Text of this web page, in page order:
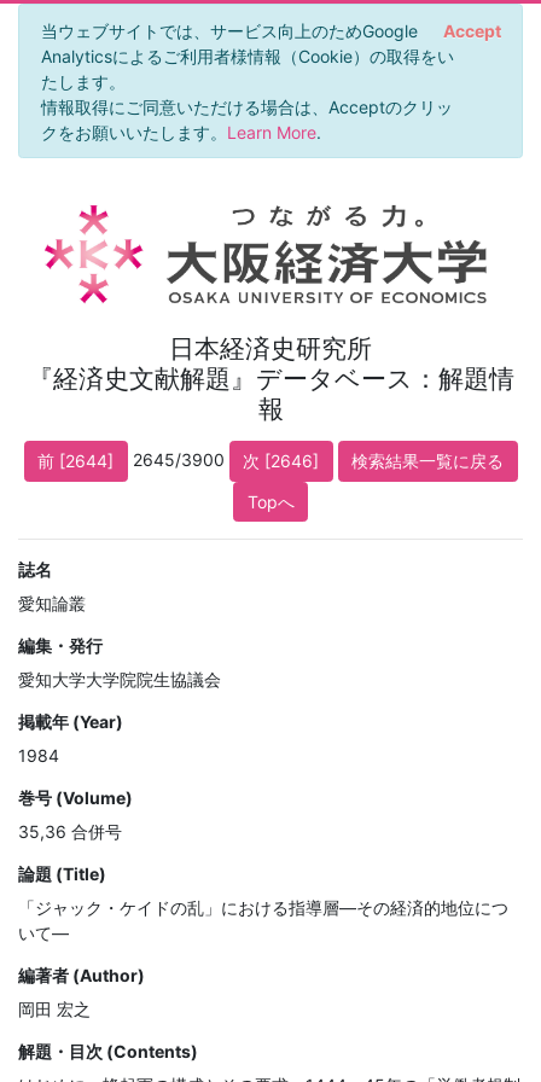
当ウェブサイトでは、サービス向上のためGoogle
Analyticsによるご利用者様情報（Cookie）の取得をい
たします。
情報取得にご同意いただける場合は、Acceptのクリッ
クをお願いいたします。 Learn More.
Accept
日本経済史研究所
『経済史文献解題』データベース：解題情
報
前 [2644] 2645/3900 次 [2646]
検索結果一覧に戻る
Topへ
誌名
愛知論叢
編集・発行
愛知大学大学院院生協議会
掲載年 (Year)
1984
巻号 (Volume)
35,36 合併号
論題 (Title)
「ジャック・ケイドの乱」における指導層—その経済的地位につ
いて—
編著者 (Author)
岡田 宏之
解題・目次 (Contents)